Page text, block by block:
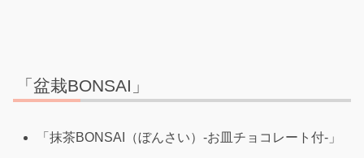
「盆栽BONSAI」
「抹茶BONSAI（ぼんさい）‐お皿チョコレート付‐」